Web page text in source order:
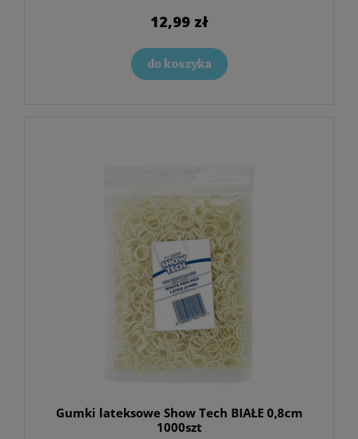
12,99 zł
do koszyka
Gumki lateksowe Show Tech BIAŁE 0,8cm
1000szt